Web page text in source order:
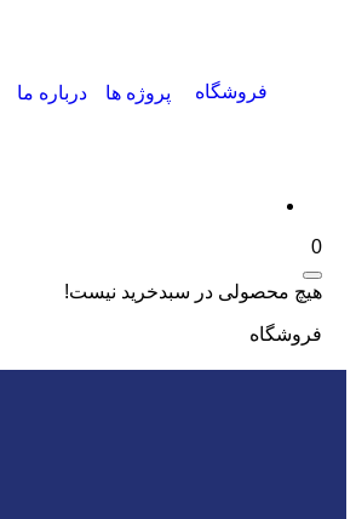
فروشگاه پروژه ها درباره ما
0
هیچ محصولی در سبدخرید نیست!
فروشگاه